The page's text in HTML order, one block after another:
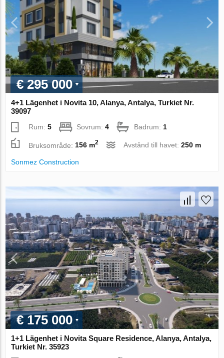
€ 295 000
4+1 Lägenhet i Novita 10, Alanya, Antalya, Turkiet Nr.
39097
Rum:5 Sovrum:4 Badrum: 1
Bruksområde:156 m2 Avstånd till havet:250 m
Sonmez Construction
€ 175 000
1+1 Lägenhet i Novita Square Residence, Alanya, Antalya,
Turkiet Nr. 35923